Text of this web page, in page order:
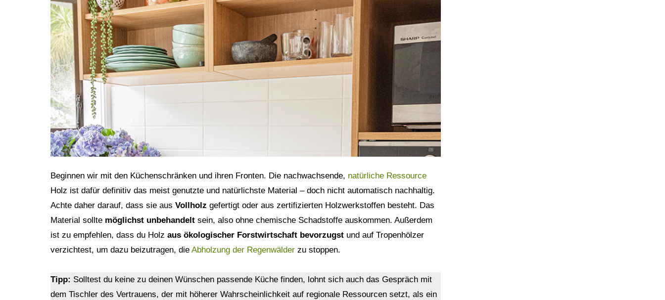
Beginnen wir mit den Küchenschränken und ihren Fronten. Die nachwachsende, natürliche Ressource
Holz ist dafür definitiv das meist genutzte und natürlichste Material – doch nicht automatisch nachhaltig.
Achte daher darauf, dass sie aus Vollholz gefertigt oder aus zertifizierten Holzwerkstoffen besteht. Das
Material sollte möglichst unbehandelt sein, also ohne chemische Schadstoffe auskommen. Außerdem
ist zu empfehlen, dass du Holz aus ökologischer Forstwirtschaft bevorzugst und auf Tropenhölzer
verzichtest, um dazu beizutragen, die Abholzung der Regenwälder zu stoppen.
Tipp: Solltest du keine zu deinen Wünschen passende Küche finden, lohnt sich auch das Gespräch mit
dem Tischler des Vertrauens, der mit höherer Wahrscheinlichkeit auf regionale Ressourcen setzt, als ein